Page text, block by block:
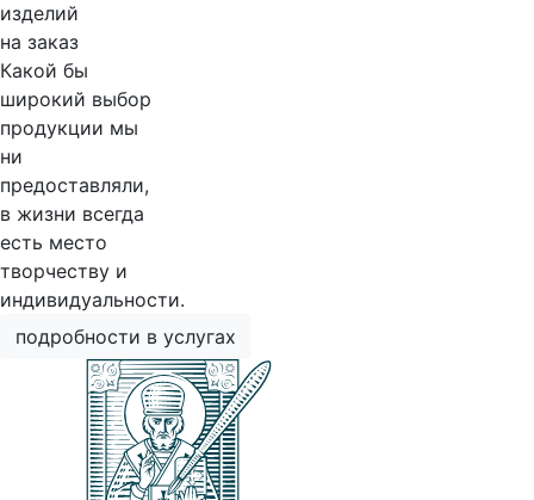
изделий
на заказ
Какой бы
широкий выбор
продукции мы
ни
предоставляли,
в жизни всегда
есть место
творчеству и
индивидуальности.
подробности в услугах